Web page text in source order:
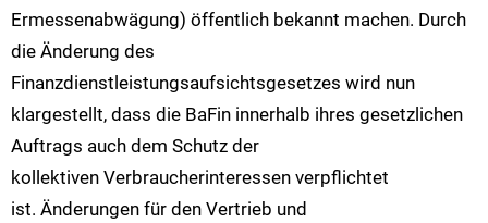
Ermessenabwägung) öffentlich bekannt machen. Durch
die Änderung des
Finanzdienstleistungsaufsichtsgesetzes wird nun
klargestellt, dass die BaFin innerhalb ihres gesetzlichen
Auftrags auch dem Schutz der
kollektiven Verbraucherinteressen verpflichtet
ist. Änderungen für den Vertrieb und